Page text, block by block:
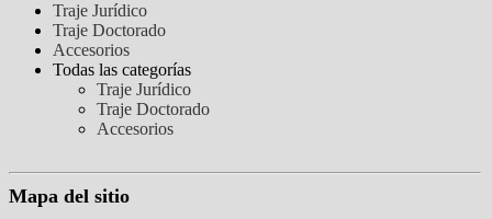
Traje Jurídico
Traje Doctorado
Accesorios
Todas las categorías
Traje Jurídico
Traje Doctorado
Accesorios
Mapa del sitio